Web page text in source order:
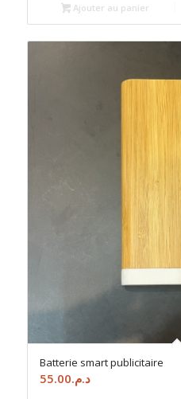
Ajouter au panier
Batterie smart publicitaire
د.م.55.00